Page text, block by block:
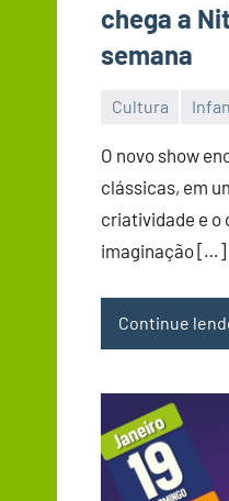
chega a
semana
Cultura
DN
O novo show
clássicas, em
criatividade e o
imaginação […]
Continue